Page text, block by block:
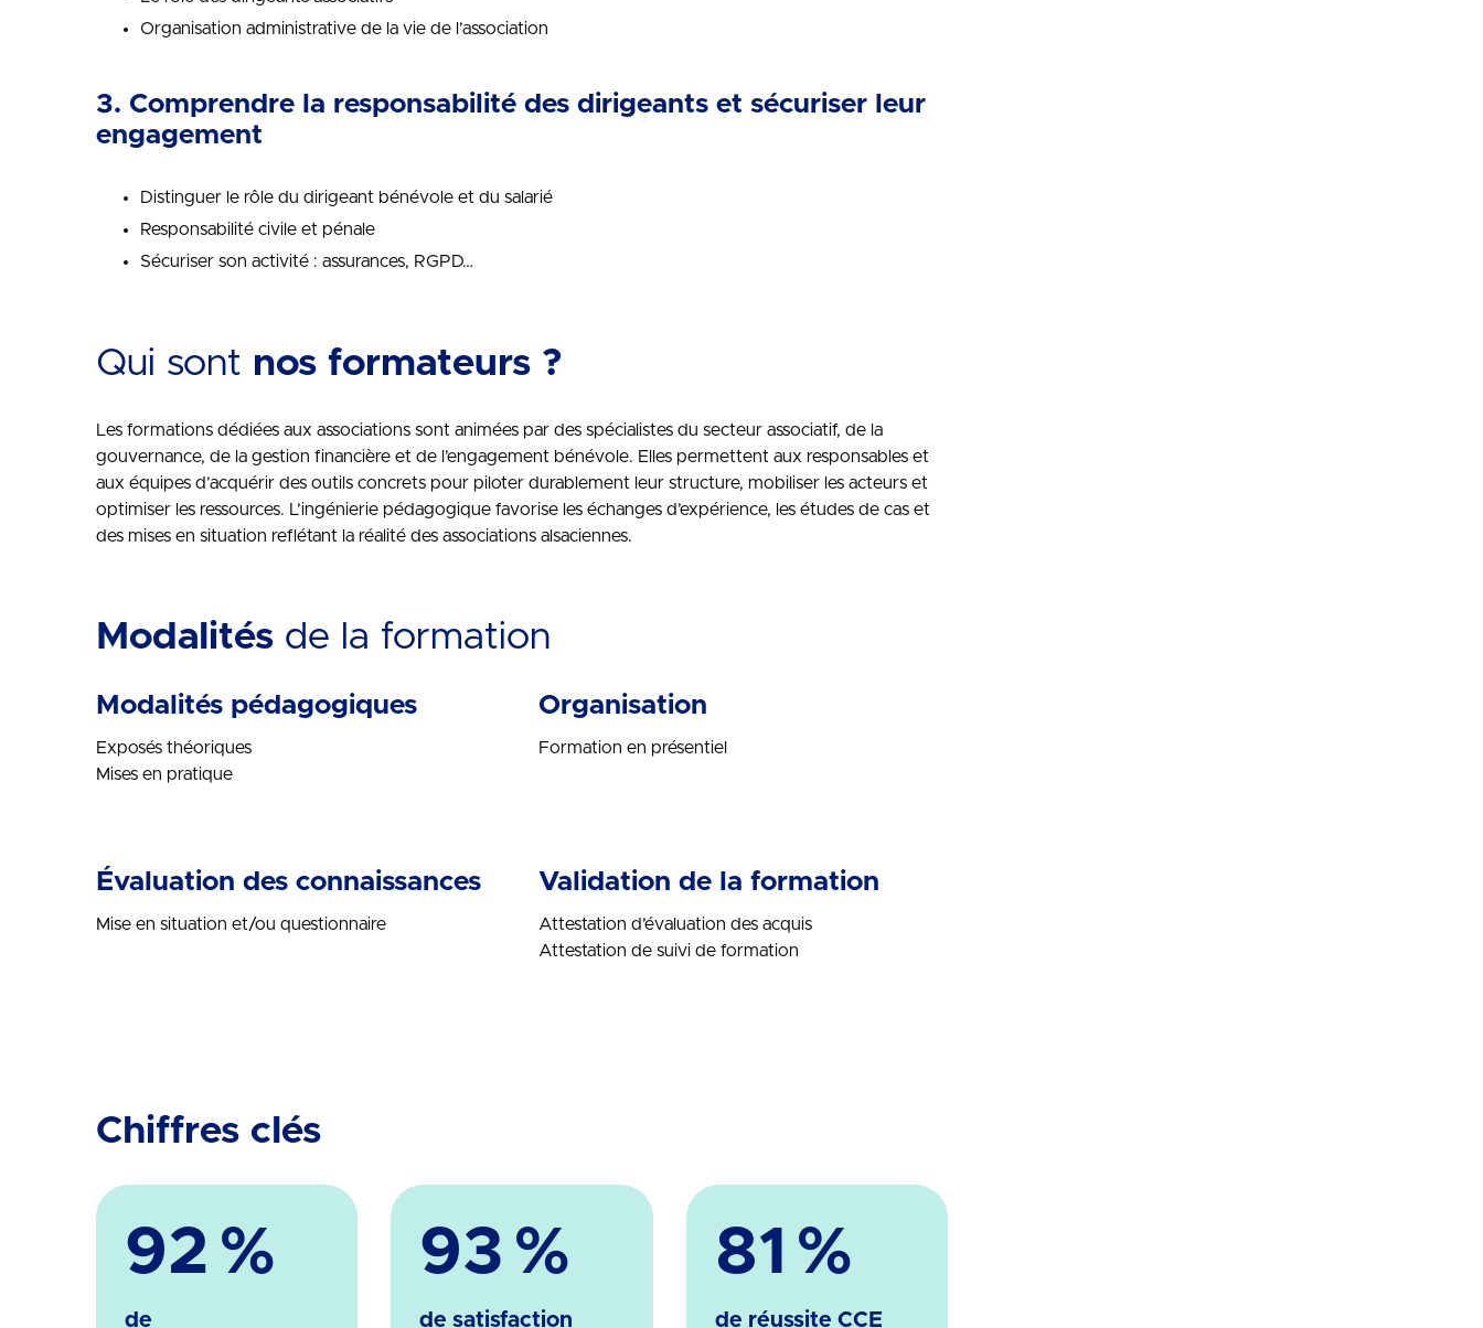
Organisation administrative de la vie de l’association
3. Comprendre la responsabilité des dirigeants et sécuriser leur
engagement
Distinguer le rôle du dirigeant bénévole et du salarié
Responsabilité civile et pénale
Sécuriser son activité : assurances, RGPD…
Qui sont nos formateurs ?
Les formations dédiées aux associations sont animées par des spécialistes du secteur associatif, de la
gouvernance, de la gestion financière et de l’engagement bénévole. Elles permettent aux responsables et
aux équipes d’acquérir des outils concrets pour piloter durablement leur structure, mobiliser les acteurs et
optimiser les ressources. L’ingénierie pédagogique favorise les échanges d’expérience, les études de cas et
des mises en situation reflétant la réalité des associations alsaciennes.
Modalités de la formation
Modalités pédagogiques
Exposés théoriques
Mises en pratique
Organisation
Formation en présentiel
Évaluation des connaissances
Mise en situation et/ou questionnaire
Validation de la formation
Attestation d’évaluation des acquis
Attestation de suivi de formation
Chiffres clés
92 %
de
93 %
de satisfaction
81 %
de réussite CCE